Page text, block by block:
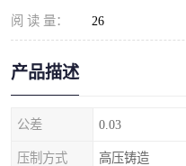
阅 读 量： 26
产品描述
公差 0.03
压制方式 高压铸造